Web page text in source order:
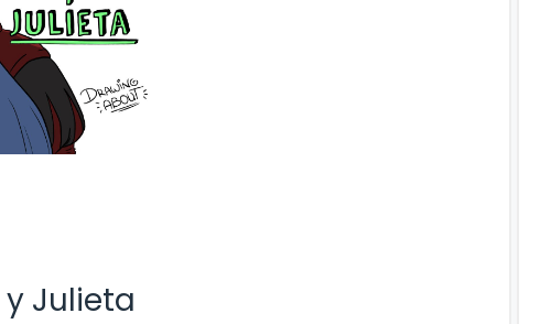
Julieta